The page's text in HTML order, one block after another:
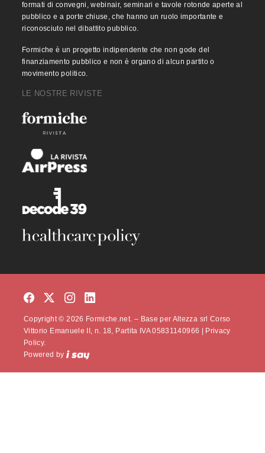
formati di convegni, webinair, seminari e tavole rotonde aperte al
pubblico e a porte chiuse, che hanno un ruolo importante e
riconosciuto nel dibattito pubblico.
Formiche è un progetto indipendente che non gode del
finanziamento pubblico e non è organo di alcun partito o
movimento politico.
LE NOSTRE RIVISTE
Copyright © 2026 Formiche.net. – Base per Altezza srl Corso
Vittorio Emanuele II, n. 18, Partita IVA 05831140966 |
Privacy
Policy.
Powered by